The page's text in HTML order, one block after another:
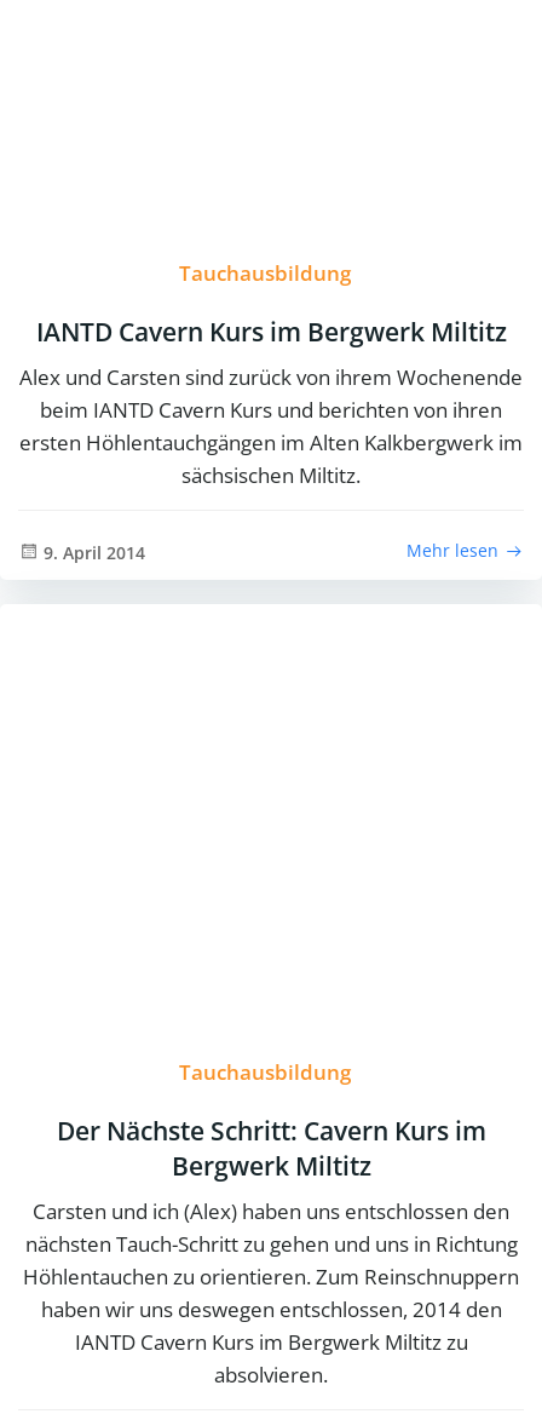
Tauchausbildung
IANTD Cavern Kurs im Bergwerk Miltitz
Alex und Carsten sind zurück von ihrem Wochenende
beim IANTD Cavern Kurs und berichten von ihren
ersten Höhlentauchgängen im Alten Kalkbergwerk im
sächsischen Miltitz.
9. April 2014 Mehr lesen
Tauchausbildung
Der Nächste Schritt: Cavern Kurs im
Bergwerk Miltitz
Carsten und ich (Alex) haben uns entschlossen den
nächsten Tauch-Schritt zu gehen und uns in Richtung
Höhlentauchen zu orientieren. Zum Reinschnuppern
haben wir uns deswegen entschlossen, 2014 den
IANTD Cavern Kurs im Bergwerk Miltitz zu
absolvieren.